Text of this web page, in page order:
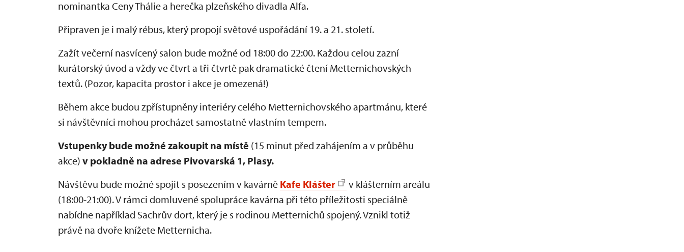
nominantka Ceny Thálie a herečka plzeňského divadla Alfa.
Připraven je i malý rébus, který propojí světové uspořádání 19. a 21. století.
Zažít večerní nasvícený salon bude možné od 18:00 do 22:00. Každou celou zazní
kurátorský úvod a vždy ve čtvrt a tři čtvrtě pak dramatické čtení Metternichovských
textů. (Pozor, kapacita prostor i akce je omezená!)
Během akce budou zpřístupněny interiéry celého Metternichovského apartmánu, které
si návštěvníci mohou procházet samostatně vlastním tempem.
Vstupenky bude možné zakoupit na místě (15 minut před zahájením a v průběhu
akce) v pokladně na adrese Pivovarská 1, Plasy.
Návštěvu bude možné spojit s posezením v kavárně Kafe Klášter
v klášterním areálu
(18:00-21:00). V rámci domluvené spolupráce kavárna při této příležitosti speciálně
nabídne například Sachrův dort, který je s rodinou Metternichů spojený. Vznikl totiž
právě na dvoře knížete Metternicha.